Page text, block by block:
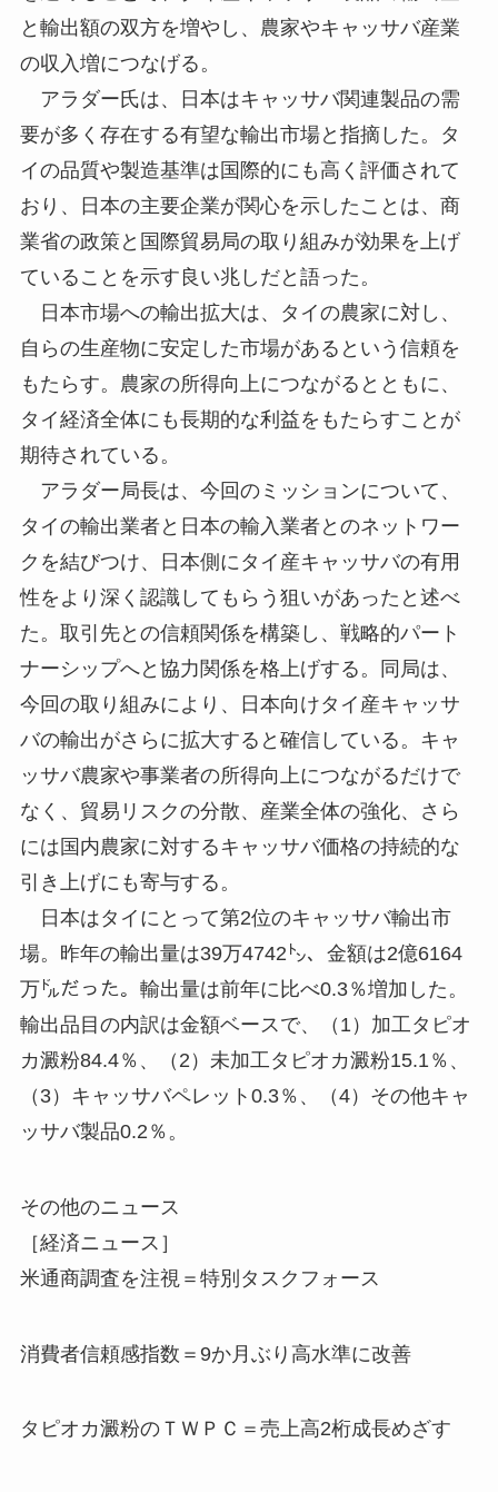
と輸出額の双方を増やし、農家やキャッサバ産業
の収入増につなげる。
アラダー氏は、日本はキャッサバ関連製品の需
要が多く存在する有望な輸出市場と指摘した。タ
イの品質や製造基準は国際的にも高く評価されて
おり、日本の主要企業が関心を示したことは、商
業省の政策と国際貿易局の取り組みが効果を上げ
ていることを示す良い兆しだと語った。
日本市場への輸出拡大は、タイの農家に対し、
自らの生産物に安定した市場があるという信頼を
もたらす。農家の所得向上につながるとともに、
タイ経済全体にも長期的な利益をもたらすことが
期待されている。
アラダー局長は、今回のミッションについて、
タイの輸出業者と日本の輸入業者とのネットワー
クを結びつけ、日本側にタイ産キャッサバの有用
性をより深く認識してもらう狙いがあったと述べ
た。取引先との信頼関係を構築し、戦略的パート
ナーシップへと協力関係を格上げする。同局は、
今回の取り組みにより、日本向けタイ産キャッサ
バの輸出がさらに拡大すると確信している。キャ
ッサバ農家や事業者の所得向上につながるだけで
なく、貿易リスクの分散、産業全体の強化、さら
には国内農家に対するキャッサバ価格の持続的な
引き上げにも寄与する。
日本はタイにとって第2位のキャッサバ輸出市
場。昨年の輸出量は39万4742㌧、金額は2億6164
万㌦だった。輸出量は前年に比べ0.3％増加した。
輸出品目の内訳は金額ベースで、（1）加工タピオ
カ澱粉84.4％、（2）未加工タピオカ澱粉15.1％、
（3）キャッサバペレット0.3％、（4）その他キャ
ッサバ製品0.2％。
その他のニュース
［経済ニュース］
米通商調査を注視＝特別タスクフォース
消費者信頼感指数＝9か月ぶり高水準に改善
タピオカ澱粉のＴＷＰＣ＝売上高2桁成長めざす